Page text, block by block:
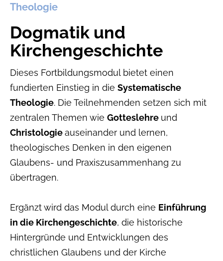
Theologie
Dogmatik und
Kirchengeschichte
Dieses Fortbildungsmodul bietet einen
fundierten Einstieg in die Systematische
Theologie. Die Teilnehmenden setzen sich mit
zentralen Themen wie Gotteslehre und
Christologieauseinander und lernen,
theologisches Denken in den eigenen
Glaubens- und Praxiszusammenhang zu
übertragen.
Ergänzt wird das Modul durch eine Einführung
in die Kirchengeschichte, die historische
Hintergründe und Entwicklungen des
christlichen Glaubens und der Kirche